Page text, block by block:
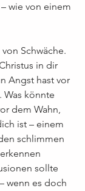
wie von einem
Schwäche.
in dir
Angst hast vor
könnte
dem Wahn,
ist – einem
schlimmen
sollte
wenn es doch